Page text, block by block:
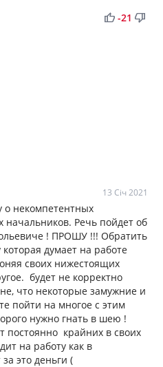
thumb_up thumb_down
-21
13 Січ 2021
о некомпетентных
начальников. Речь пойдет об
! ПРОШУ !!! Обратить
думает на работе
своих нижестоящих
будет не корректно
что некоторые замужние и
пойти на многое с этим
нужно гнать в шею !
постоянно крайних в своих
на работу как в
это деньги (